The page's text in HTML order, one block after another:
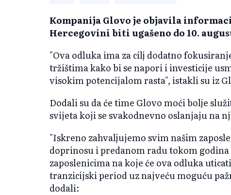
Kompanija Glovo je objavila
Hercegovini biti ugašeno do 10.
"Ova odluka ima za cilj dodatno
tržištima kako bi se napori i investicije
visokim potencijalom rasta", istakli su iz
Dodali su da će time Glovo moći bolje
svijeta koji se svakodnevno oslanjaju na
"Iskreno zahvaljujemo svim našim
doprinosu i predanom radu tokom godina
zaposlenicima na koje će ova odluka
tranzicijski period uz najveću moguću
dodali: